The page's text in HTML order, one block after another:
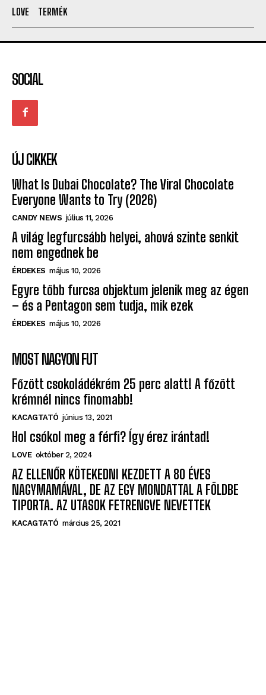
What Is Dubai Chocolate? The Viral Chocolate
Everyone Wants to Try (2026)
CANDY NEWS július 11, 2026
A világ legfurcsább helyei, ahová szinte senkit
nem engednek be
ÉRDEKES május 10, 2026
Egyre több furcsa objektum jelenik meg az égen
– és a Pentagon sem tudja, mik ezek
ÉRDEKES május 10, 2026
Főzött csokoládékrém 25 perc alatt! A főzött
krémnél nincs finomabb!
KACAGTATÓ június 13, 2021
Hol csókol meg a férfi? Így érez irántad!
LOVE október 2, 2024
AZ ELLENŐR KÖTEKEDNI KEZDETT A 80 ÉVES
NAGYMAMÁVAL, DE AZ EGY MONDATTAL A FÖLDBE
TIPORTA. AZ UTASOK FETRENGVE NEVETTEK
KACAGTATÓ március 25, 2021